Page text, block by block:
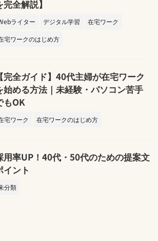
完全解説】
ライター デジタル学習
在宅ワーク
宅ワークのはじめ方
【完全ガイド】40代主婦が在宅ワーク
始める方法｜未経験・パソコン苦手
もOK
宅ワーク 在宅ワークのはじめ方
用率UP！40代・50代のための提案文
イント
分類